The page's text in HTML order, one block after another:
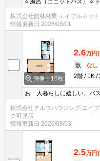
○ 風呂（ユニットバス） ○
機置場（室内）○ エアコン
（プロパンガス） ○ 水道（
ベランダ ○ 照明 ○ 網戸 ○ フ
株式会社舘林林業 エイブルネッ
情報更新日 2026/08/01
画像：16枚
2.6万円
敷
なし
2階
1K
お一人暮らしに嬉しい。バ
す。
株式会社アルフハウジング エイ
ク可児店
情報更新日 2026/08/03
2.5万円